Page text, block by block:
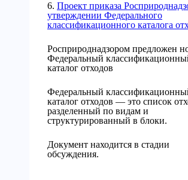
6. Проект приказа
утверждении Федерального
классификационного каталога
Росприроднадзором предложен
Федеральный
каталог отходов
Федеральный
каталог отходов — это список
разделенный по видам и
структурированный в блоки.
Документ находится в стадии
обсуждения.